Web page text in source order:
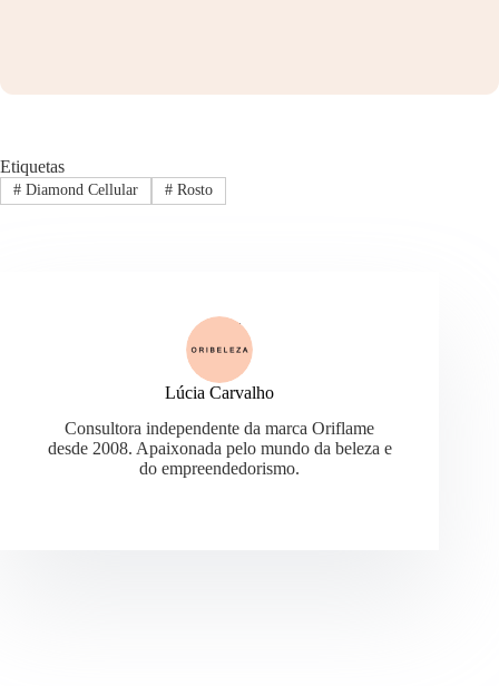
Etiquetas
#Diamond Cellular #Rosto
Lúcia Carvalho
Consultora independente da marca Oriflame
desde 2008. Apaixonada pelo mundo da beleza e
do empreendedorismo.